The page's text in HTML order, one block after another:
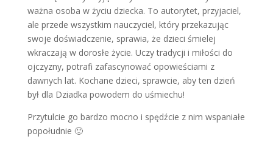
ważna osoba w życiu dziecka. To autorytet, przyjaciel,
ale przede wszystkim nauczyciel, który przekazując
swoje doświadczenie, sprawia, że dzieci śmielej
wkraczają w dorosłe życie. Uczy tradycji i miłości do
ojczyzny, potrafi zafascynować opowieściami z
dawnych lat. Kochane dzieci, sprawcie, aby ten dzień
był dla Dziadka powodem do uśmiechu!
Przytulcie go bardzo mocno i spędźcie z nim wspaniałe
popołudnie 🙂